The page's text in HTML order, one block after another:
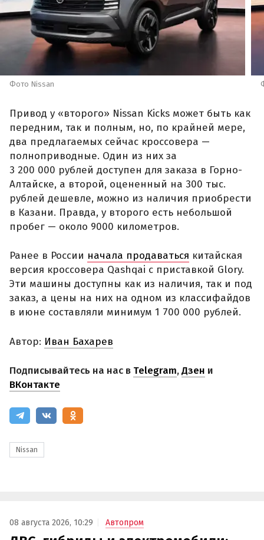
Фото Nissan
Привод у «второго» Nissan Kicks может быть как
передним, так и полным, но, по крайней мере,
два предлагаемых сейчас кроссовера —
полноприводные. Один из них за
3 200 000 рублей доступен для заказа в Горно-
Алтайске, а второй, оцененный на 300 тыс.
рублей дешевле, можно из наличия приобрести
в Казани. Правда, у второго есть небольшой
пробег — около 9000 километров.
Ранее в России начала продаваться китайская
версия кроссовера Qashqai с приставкой Glory.
Эти машины доступны как из наличия, так и под
заказ, а цены на них на одном из классифайдов
в июне составляли минимум 1 700 000 рублей.
Автор: Иван Бахарев
Подписывайтесь на нас в Telegram,Дзен и
ВКонтакте
Nissan
08 августа 2026, 10:29 Автопром